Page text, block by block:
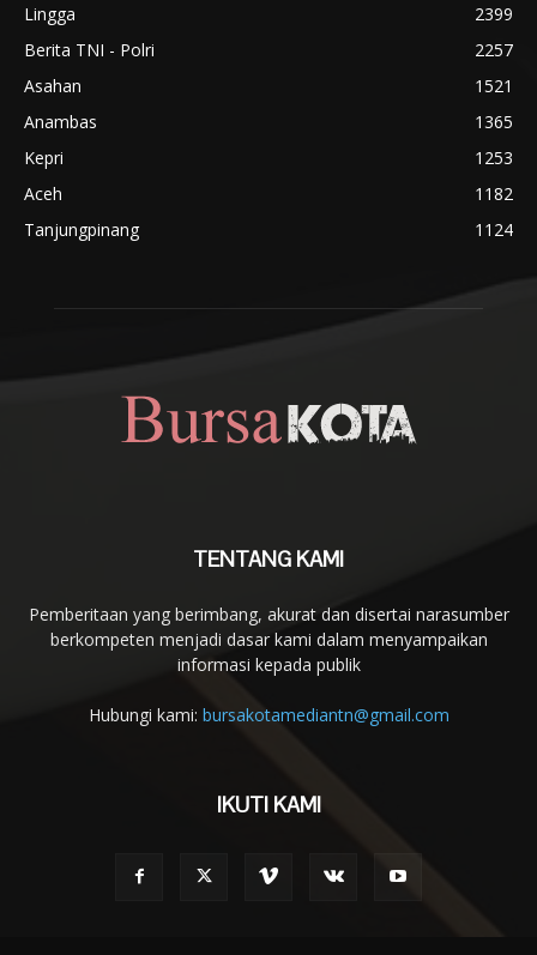
Lingga
2399
Berita TNI - Polri
2257
Asahan
1521
Anambas
1365
Kepri
1253
Aceh
1182
Tanjungpinang
1124
TENTANG KAMI
Pemberitaan yang berimbang, akurat dan disertai narasumber
berkompeten menjadi dasar kami dalam menyampaikan
informasi kepada publik
Hubungi kami: bursakotamediantn@gmail.com
IKUTI KAMI